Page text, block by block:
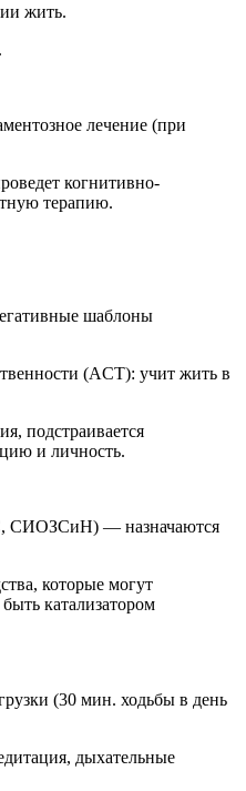
жить.
лечение (при
когнитивно-
терапию.
шаблоны
(ACT): учит жить в
подстраивается
и личность.
СИОЗСиН) — назначаются
которые могут
катализатором
(30 мин. ходьбы в день
дыхательные